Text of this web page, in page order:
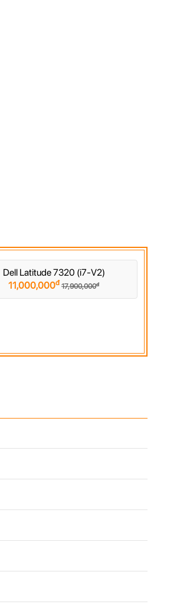
Dell Latitude 7320 (i7-V2)
11,000,000đ 17,900,000đ